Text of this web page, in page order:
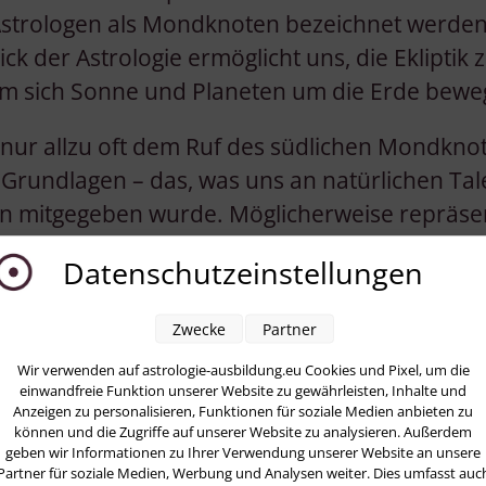
als Mondknoten bezeichnet
der Astrologie ermöglicht uns, die Ekliptik
sich Sonne und Planeten um die Erde
allzu oft dem Ruf des südlichen
– das, was uns an natürlichen
mitgegeben wurde. Möglicherweise
Energien, die wir in einem früheren
Wir wissen, wer wir sind, was uns
einschränkt. Wenn wir uns zu sehr auf
die Gefahr, uns selbst zu limitieren.
Momenten spüren wir die Energie des
uns antreibt und Wachstum fördert.
unsere gewohnte Rolle des Südknotens
Datenschutzeinstellungen
Wir verwenden auf astrologie-ausbildung.eu Cookies und Pixel, um die
einwandfreie Funktion unserer Website zu gewährleisten, Inhalte und
Anzeigen zu personalisieren, Funktionen für soziale Medien anbieten zu
können und die Zugriffe auf unserer Website zu analysieren. Außerdem
geben wir Informationen zu Ihrer Verwendung unserer Website an unsere
für soziale Medien, Werbung und Analysen weiter. Dies umfasst
Zwecke Partner